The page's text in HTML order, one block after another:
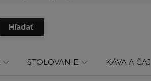
Hľadať
STOLOVANIE KÁVA A ČAJ